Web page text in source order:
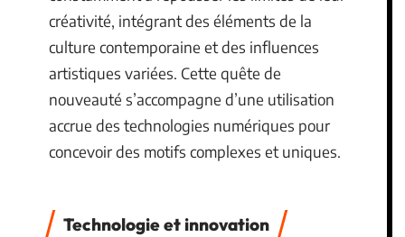
créativité, intégrant des éléments de la
culture contemporaine et des influences
artistiques variées. Cette quête de
nouveauté s’accompagne d’une utilisation
accrue des technologies numériques pour
concevoir des motifs complexes et uniques.
Technologie et innovation